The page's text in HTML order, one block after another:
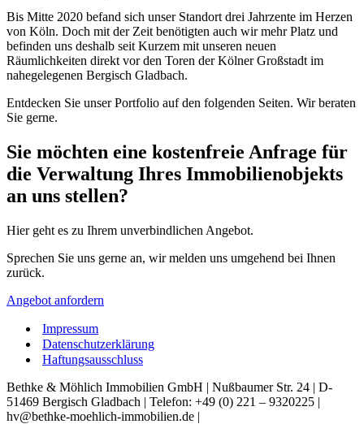
Bis Mitte 2020 befand sich unser Standort drei Jahrzente im Herzen
von Köln. Doch mit der Zeit benötigten auch wir mehr Platz und
befinden uns deshalb seit Kurzem mit unseren neuen
Räumlichkeiten direkt vor den Toren der Kölner Großstadt im
nahegelegenen Bergisch Gladbach.
Entdecken Sie unser Portfolio auf den folgenden Seiten. Wir beraten
Sie gerne.
Sie möchten eine kostenfreie Anfrage für
die Verwaltung Ihres Immobilienobjekts
an uns stellen?
Hier geht es zu Ihrem unverbindlichen Angebot.
Sprechen Sie uns gerne an, wir melden uns umgehend bei Ihnen
zurück.
Angebot anfordern
Impressum
Datenschutzerklärung
Haftungsausschluss
Bethke & Möhlich Immobilien GmbH | Nußbaumer Str. 24 | D-
51469 Bergisch Gladbach | Telefon: +49 (0) 221 – 9320225 |
hv@bethke-moehlich-immobilien.de |